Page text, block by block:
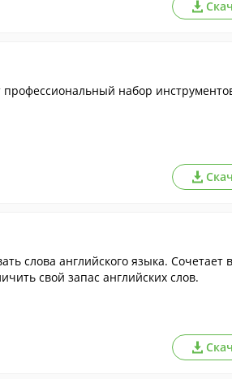
набор
слова английского языка. Сочетает
свой запас английских слов.